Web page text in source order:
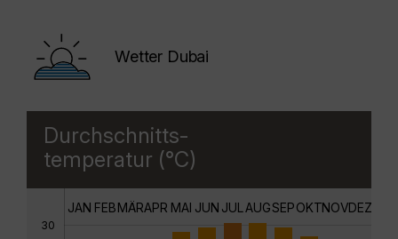
Wetter Dubai
Durchschnitts-
temperatur (°C)
30
JAN FEBMÄRAPR MAI JUN JUL AUGSEPOKTNOVDEZ